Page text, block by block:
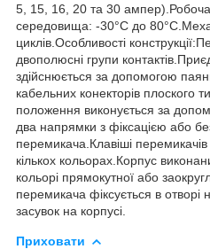
5, 15, 16, 20 та 30
середовища: -30°С до
циклів.Особливості
двополюсні групи
здійснюється за допомогою
кабельних конекторів плоского
положення виконується за
два напрямки з фіксацією або
перемикача.Клавіші
кількох кольорах.Корпус
кольорі прямокутної або
перемикача фіксується в
засувок на корпусі.
Приховати